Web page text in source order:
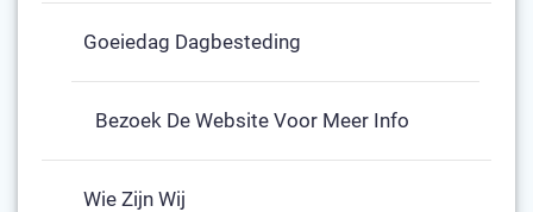
Goeiedag Dagbesteding
Bezoek De Website Voor Meer Info
Wie Zijn Wij